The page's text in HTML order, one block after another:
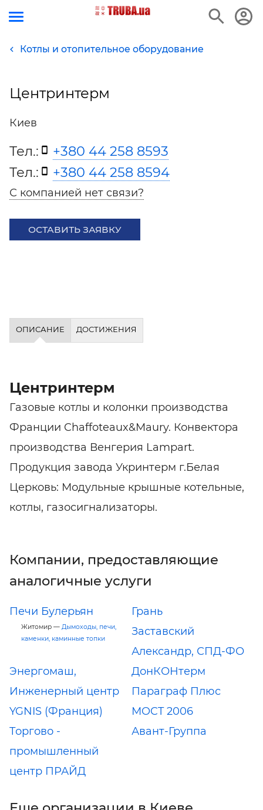
Котлы и отопительное оборудование
Центринтерм
Киев
Тел.:
+380 44 258 8593
Тел.:
+380 44 258 8594
С компанией нет связи?
ОСТАВИТЬ ЗАЯВКУ
ОПИСАНИЕ ДОСТИЖЕНИЯ
Центринтерм
Газовые котлы и колонки производства
Франции Chaffoteaux&Maury. Конвектора
производства Венгерия Lampart.
Продукция завода Укринтерм г.Белая
Церковь: Модульные крышные котельные,
котлы, газосигнализаторы.
Компании, предоставляющие
аналогичные услуги
Печи Булерьян
Житомир — Дымоходы, печи,
каменки, каминные топки
Грань
Заставский
Александр, СПД-ФО
Энергомаш,
Инженерный центр
ДонКОНтерм
Параграф Плюс
YGNIS (Франция)
МOCT 2006
Торгово -
промышленный
центр ПРАЙД
Авант-Группа